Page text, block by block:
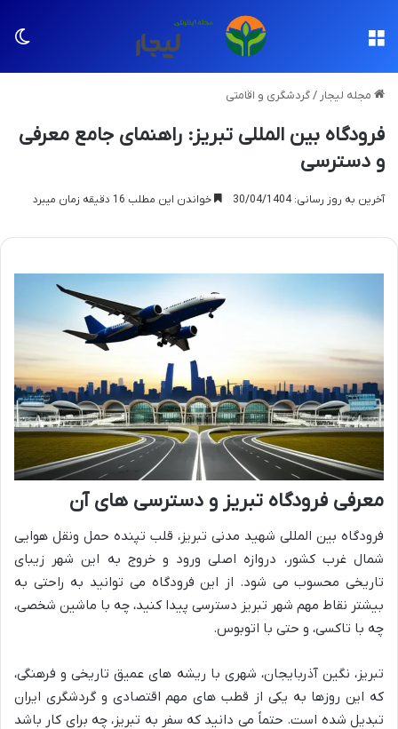
مجله لیجار /گردشگری و اقامتی
فرودگاه بین المللی تبریز: راهنمای جامع معرفی
و دسترسی
آخرین به روز رسانی: 30/04/1404 خواندن این مطلب 16 دقیقه زمان میبرد
معرفی فرودگاه تبریز و دسترسی های آن
فرودگاه بین المللی شهید مدنی تبریز، قلب تپنده حمل ونقل هوایی
شمال غرب کشور، دروازه اصلی ورود و خروج به این شهر زیبای
تاریخی محسوب می شود. از این فرودگاه می توانید به راحتی به
بیشتر نقاط مهم شهر تبریز دسترسی پیدا کنید، چه با ماشین شخصی،
چه با تاکسی، و حتی با اتوبوس.
تبریز، نگین آذربایجان، شهری با ریشه های عمیق تاریخی و فرهنگی،
که این روزها به یکی از قطب های مهم اقتصادی و گردشگری ایران
تبدیل شده است. حتماً می دانید که سفر به تبریز، چه برای کار باشد